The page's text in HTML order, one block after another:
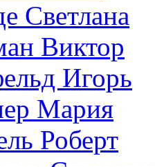
Светлана
Виктор
Игорь
Мария
Роберт